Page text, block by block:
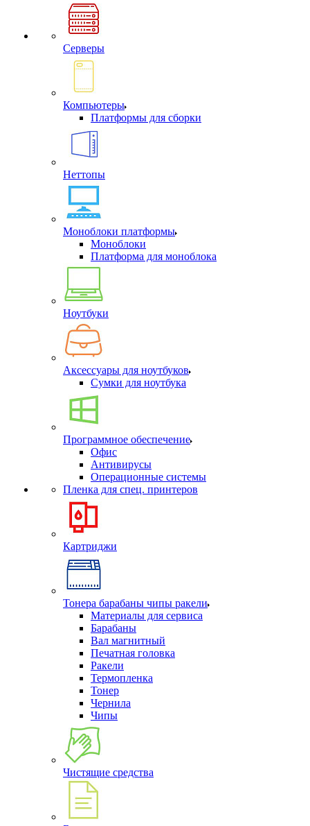
Серверы
Компьютеры
Платформы для сборки
Неттопы
Моноблоки платформы
Моноблоки
Платформа для моноблока
Ноутбуки
Аксессуары для ноутбуков
Сумки для ноутбука
Программное обеспечение
Офис
Антивирусы
Операционные системы
Пленка для спец. принтеров
Картриджи
Тонера барабаны чипы ракели
Материалы для сервиса
Барабаны
Вал магнитный
Печатная головка
Ракели
Термопленка
Тонер
Чернила
Чипы
Чистящие средства